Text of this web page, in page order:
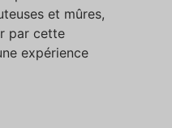
et mûres,
par cette
expérience